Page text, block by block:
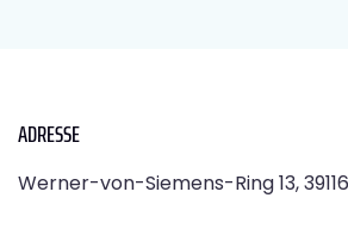
ADRESSE
Werner-von-Siemens-Ring 13,